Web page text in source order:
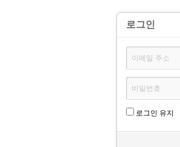
로그인
로그인 유지